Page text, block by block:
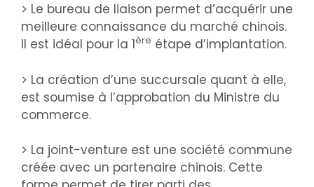
> Le bureau de liaison permet d’acquérir une
meilleure connaissance du marché chinois.
Il est idéal pour la 1ère étape d’implantation.
> La création d’une succursale quant à elle,
est soumise à l’approbation du Ministre du
commerce.
> La joint-venture est une société commune
créée avec un partenaire chinois. Cette